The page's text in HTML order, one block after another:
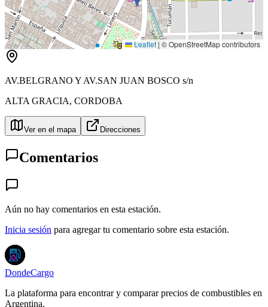
Leaflet| © OpenStreetMap contributors
AV.BELGRANO Y AV.SAN JUAN BOSCO s/n
ALTA GRACIA, CORDOBA
Ver en el mapa Direcciones
Comentarios
Aún no hay comentarios en esta estación.
Inicia sesión para agregar tu comentario sobre esta estación.
DondeCargo
La plataforma para encontrar y comparar precios de combustibles en
Argentina.